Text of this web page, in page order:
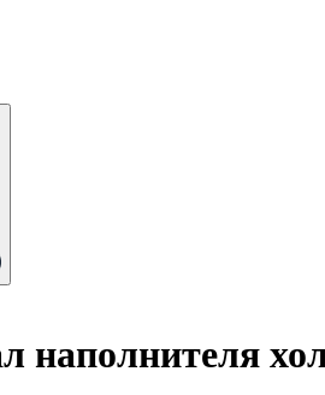
наполнителя